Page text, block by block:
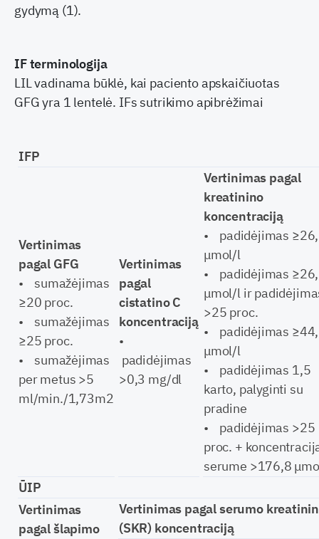
gydymą (1).
IF terminologija
LIL vadinama būklė, kai paciento apskaičiuotas
GFG yra 1 lentelė. IFs sutrikimo apibrėžimai
IFP
Vertinimas
pagal GFG
• sumažėjimas
≥20 proc.
• sumažėjimas
≥25 proc.
• sumažėjimas
per metus >5
ml/min./1,73m2
Vertinimas
pagal
cistatino C
koncentraciją
•
padidėjimas
>0,3 mg/dl
Vertinimas pagal
kreatinino
koncentraciją
• padidėjimas
μmol/l
• padidėjimas
μmol/l ir
>25 proc.
• padidėjimas
μmol/l
• padidėjimas 1,5
karto, palyginti su
pradine
• padidėjimas >25
proc. +
serume >176,8
ŪIP
Vertinimas
pagal šlapimo
Vertinimas pagal serumo
(SKR) koncentraciją